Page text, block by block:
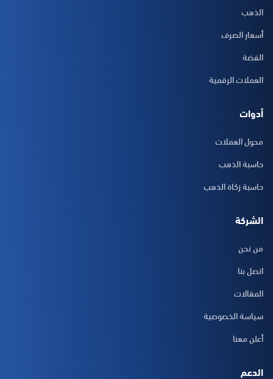
الذهب
أسعار الصرف
الفضة
العملات الرقمية
أدوات
محول العملات
حاسبة الذهب
حاسبة زكاة الذهب
الشركة
من نحن
اتصل بنا
المقالات
سياسة الخصوصية
أعلن معنا
الدعم